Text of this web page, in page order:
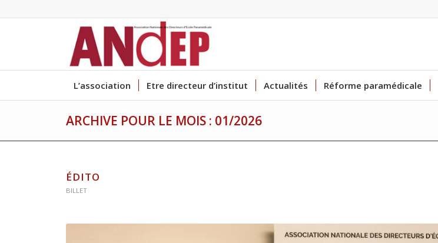
L’association Etre directeur d’institut Actualités Réforme paramédicale
ARCHIVE POUR LE MOIS : 01/2026
ÉDITO
BILLET